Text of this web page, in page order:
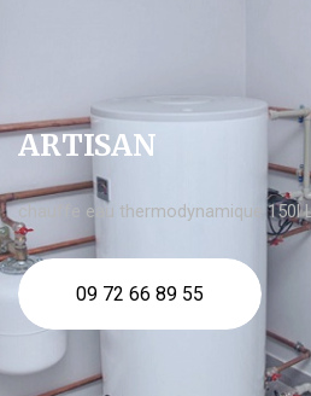
ARTISAN
chauffe eau thermodynamique 150l
09 72 66 89 55